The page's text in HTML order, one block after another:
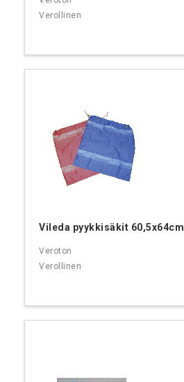
Vileda pyykkisäkit 60,5x64cm